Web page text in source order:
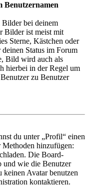
Benutzernamen
bei deinem
Bilder ist meist mit
Sterne, Kästchen oder
Status im Forum
Bild wird auch als
hierbei in der Regel um
zu Benutzer
du unter „Profil“ einen
hinzufügen:
Die Board-
und wie die Benutzer
keinen Avatar benutzen
kontaktieren.